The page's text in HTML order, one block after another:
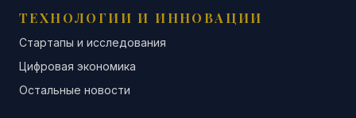
ТЕХНОЛОГИИ И ИННОВАЦИИ
Стартапы и исследования
Цифровая экономика
Остальные новости